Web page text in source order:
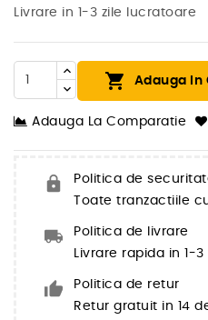
Livrare in 1-3 zile lucratoare
 Adauga In
Adauga La Comparatie
Politica de
Toate tranzactiile
Politica de livrare
Livrare rapida in 1-
Politica de retur
Retur gratuit in 14